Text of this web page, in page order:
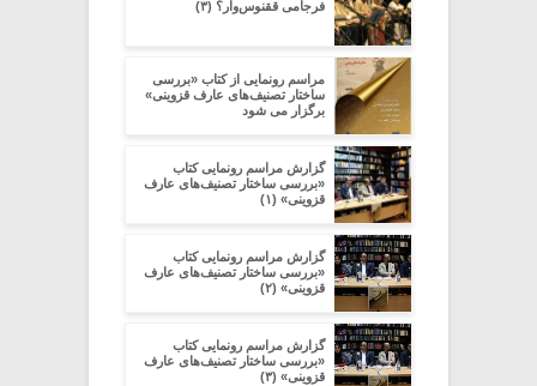
فرجامی ققنوس‌وار؟ (۳)
مراسم رونمایی از کتاب «بررسی
ساختار تصنیف‌های عارف قزوینی»
برگزار می شود
گزارش مراسم رونمایی کتاب
«بررسی ساختار تصنیف‌های عارف
قزوینی» (۱)
گزارش مراسم رونمایی کتاب
«بررسی ساختار تصنیف‌های عارف
قزوینی» (۲)
گزارش مراسم رونمایی کتاب
«بررسی ساختار تصنیف‌های عارف
قزوینی» (۳)